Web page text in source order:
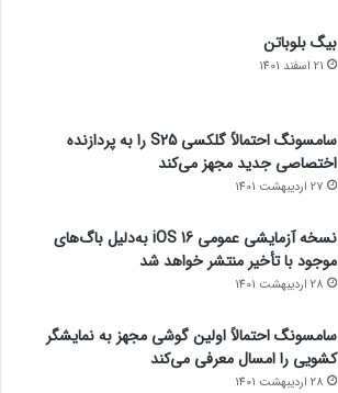
بیگ بلوباتن
21 اسفند 1401
سامسونگ احتمالاً گلکسی S25 را به پردازنده
اختصاصی جدید مجهز می‌کند
27 اردیبهشت 1401
نسخه آزمایشی عمومی iOS 16 به‌دلیل باگ‌های
موجود با تأخیر منتشر خواهد شد
28 اردیبهشت 1401
سامسونگ احتمالاً اولین گوشی مجهز به نمایشگر
کشویی را امسال معرفی می‌کند
28 اردیبهشت 1401